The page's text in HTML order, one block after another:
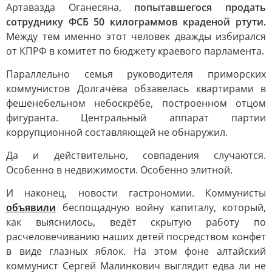
Артавазда Оганесяна, попытавшегося продать
сотруднику ФСБ 50 килограммов краденой ртути.
Между тем именно этот человек дважды избирался
от КПРФ в комитет по бюджету краевого парламента.
Параллельно семья руководителя приморских
коммунистов Долгачёва обзавелась квартирами в
фешенебельном небоскрёбе, построенном отцом
фигуранта. Центральный аппарат партии
коррупционной составляющей не обнаружил.
Да и действительно, совпадения случаются.
Особенно в недвижимости. Особенно элитной.
И наконец, новости гастрономии. Коммунисты
объявили беспощадную войну капиталу, который,
как выяснилось, ведёт скрытую работу по
расчеловечиванию наших детей посредством конфет
в виде глазных яблок. На этом фоне алтайский
коммунист Сергей Малинкович выглядит едва ли не